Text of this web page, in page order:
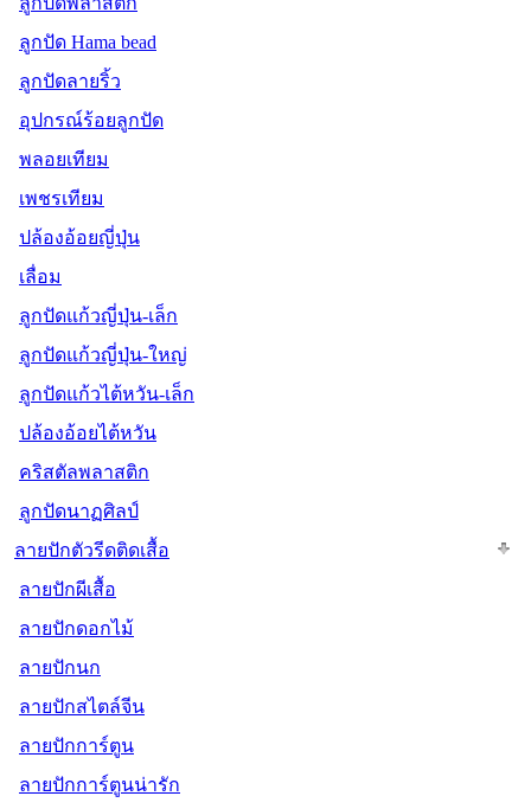
ลูกปัด Hama bead
ลูกปัดลายริ้ว
อุปกรณ์ร้อยลูกปัด
พลอยเทียม
เพชรเทียม
ปล้องอ้อยญี่ปุ่น
เลื่อม
ลูกปัดแก้วญี่ปุ่น-เล็ก
ลูกปัดแก้วญี่ปุ่น-ใหญ่
ลูกปัดแก้วไต้หวัน-เล็ก
ปล้องอ้อยไต้หวัน
คริสตัลพลาสติก
ลูกปัดนาฏศิลป์
ลายปักตัวรีดติดเสื้อ
ลายปักผีเสื้อ
ลายปักดอกไม้
ลายปักนก
ลายปักสไตล์จีน
ลายปักการ์ตูน
ลายปักการ์ตูนน่ารัก